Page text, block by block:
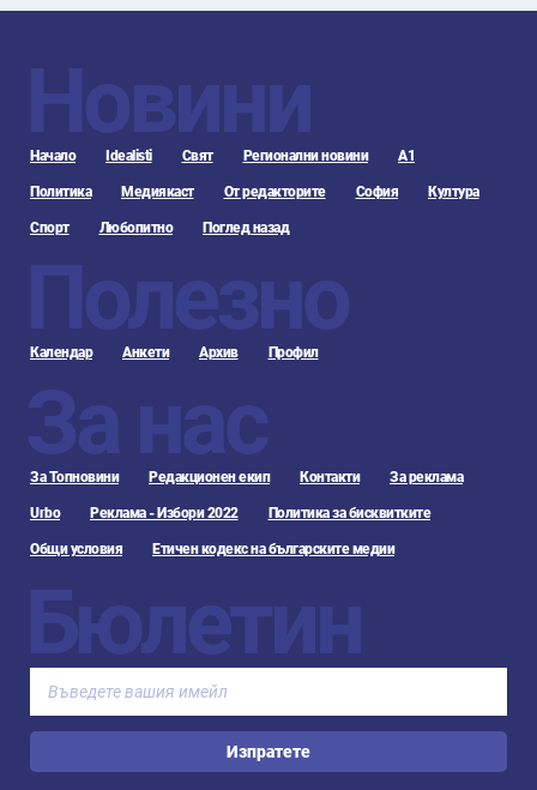
Новини
Начало Idealisti Свят Регионални новини А1
Политика Медиякаст От редакторите София Култура
Спорт Любопитно Поглед назад
Полезно
Календар Анкети Архив Профил
За нас
За Топновини Редакционен екип Контакти За реклама
Urbo Реклама - Избори 2022 Политика за бисквитките
Общи условия Етичен кодекс на българските медии
Бюлетин
Изпратете